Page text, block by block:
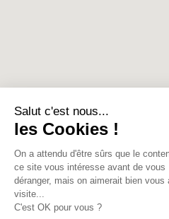
Salut c'est nous...
les Cookies !
On a attendu d'être sûrs que le
ce site vous intéresse avant de vous
déranger, mais on aimerait bien
visite...
C'est OK pour vous ?